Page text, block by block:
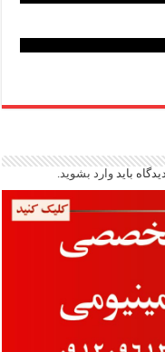
بایدوارد بشوید.